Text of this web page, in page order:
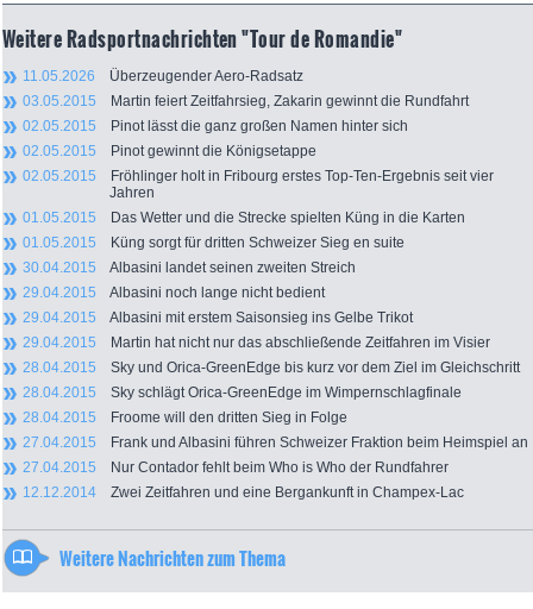
Weitere Radsportnachrichten "Tour de Romandie"
11.05.2026 Überzeugender Aero-Radsatz
03.05.2015 Martin feiert Zeitfahrsieg, Zakarin gewinnt die Rundfahrt
02.05.2015 Pinot lässt die ganz großen Namen hinter sich
02.05.2015 Pinot gewinnt die Königsetappe
02.05.2015 Fröhlinger holt in Fribourg erstes Top-Ten-Ergebnis seit vier
Jahren
01.05.2015 Das Wetter und die Strecke spielten Küng in die Karten
01.05.2015 Küng sorgt für dritten Schweizer Sieg en suite
30.04.2015 Albasini landet seinen zweiten Streich
29.04.2015 Albasini noch lange nicht bedient
29.04.2015 Albasini mit erstem Saisonsieg ins Gelbe Trikot
29.04.2015 Martin hat nicht nur das abschließende Zeitfahren im Visier
28.04.2015 Sky und Orica-GreenEdge bis kurz vor dem Ziel im Gleichschritt
28.04.2015 Sky schlägt Orica-GreenEdge im Wimpernschlagfinale
28.04.2015 Froome will den dritten Sieg in Folge
27.04.2015 Frank und Albasini führen Schweizer Fraktion beim Heimspiel an
27.04.2015 Nur Contador fehlt beim Who is Who der Rundfahrer
12.12.2014 Zwei Zeitfahren und eine Bergankunft in Champex-Lac
Weitere Nachrichten zum Thema